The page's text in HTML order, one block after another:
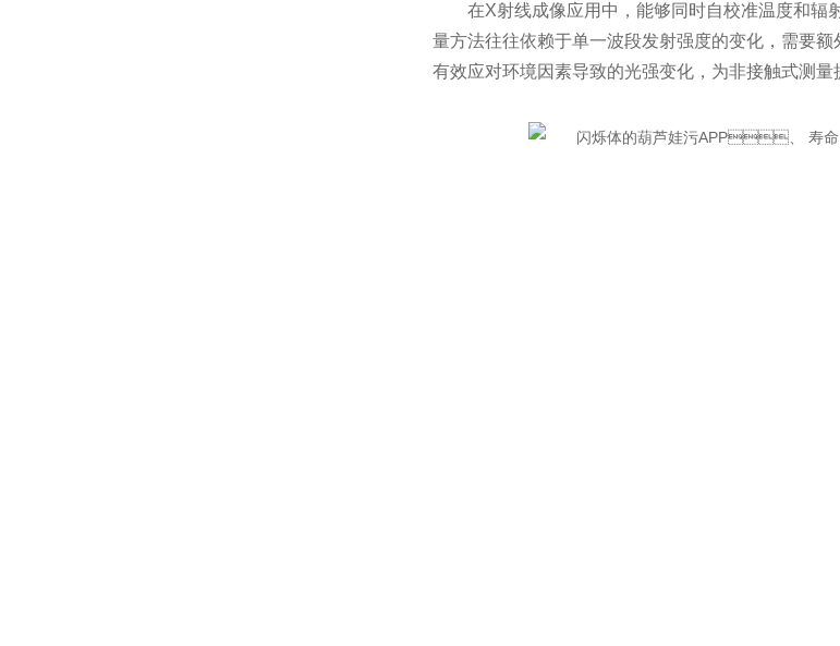
在X射线成像应用中，能够同时自校准温度和辐
量方法往往依赖于单一波段发射强度的变化，需要
有效应对环境因素导致的光强变化，为非接触式测量提